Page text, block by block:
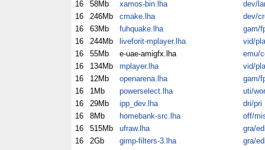
16 58Mb xamos-bin.lha
dev/
16
246Mb cmake.lha
dev/
16
63Mb fuhquake.lha
gam/
16
244Mb liveforit-mplayer.lha
vid/pla
16
55Mb e-uae-amigfx.lha
emu/
16
134Mb mplayer.lha
vid/pla
16
12Mb openarena.lha
gam/
16
1Mb powerselect.lha
uti/wor
16
29Mb ipp_dev.lha
dri/pri
16
8Mb homebank-src.lha
off/
16
515Mb ufraw.lha
gra/
16
2Gb gimp-filters-3.lha
gra/